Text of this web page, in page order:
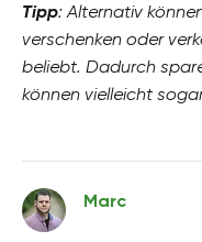
Tipp: Alternativ
verschenken oder
beliebt. Dadurch
können vielleicht
Marc